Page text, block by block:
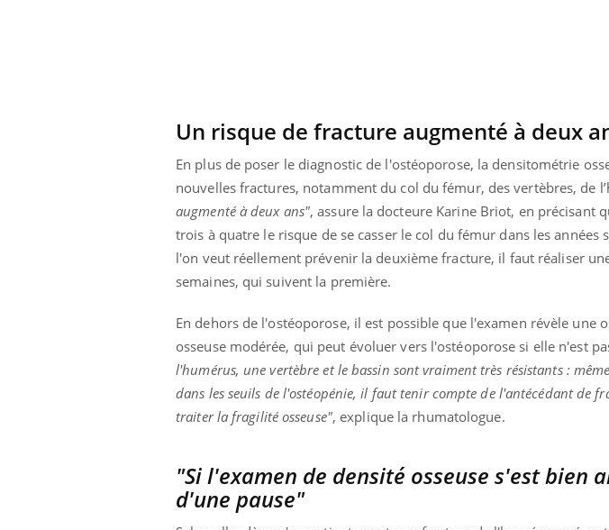
Un risque de fracture augmenté à deux
En plus de poser le diagnostic de l'ostéoporose, la densitométrie
nouvelles fractures, notamment du col du fémur, des vertèbres, de
augmenté à deux ans", assure la docteure Karine Briot, en précisant
trois à quatre le risque de se casser le col du fémur dans les années
l'on veut réellement prévenir la deuxième fracture, il faut réaliser
semaines, qui suivent la première.
En dehors de l'ostéoporose, il est possible que l'examen révèle une
osseuse modérée, qui peut évoluer vers l'ostéoporose si elle n'est
l'humérus, une vertèbre et le bassin sont vraiment très résistants :
dans les seuils de l'ostéopénie, il faut tenir compte de l'antécédant de
traiter la fragilité osseuse", explique la rhumatologue.
"Si l'examen de densité osseuse s'est bien
d'une pause"